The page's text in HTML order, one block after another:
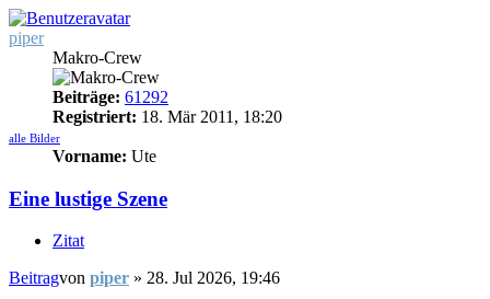
piper
Makro-Crew
Beiträge: 61292
Registriert: 18. Mär 2011, 18:20
alle Bilder
Vorname: Ute
Eine lustige Szene
Zitat
Beitragvon piper » 28. Jul 2026, 19:46